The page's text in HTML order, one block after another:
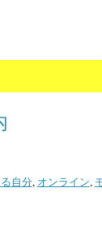
自分, オンライン,